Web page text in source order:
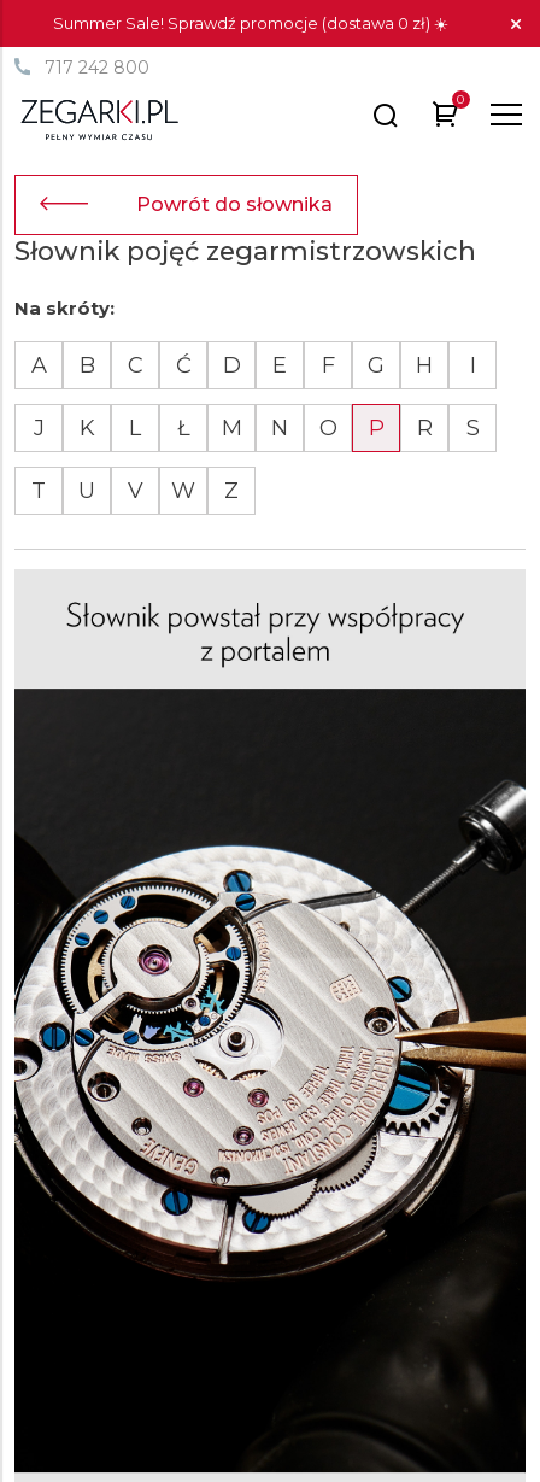
Summer Sale! Sprawdź promocje (dostawa 0 zł) ☀️
717 242 800
0
Powrót do słownika
Słownik pojęć zegarmistrzowskich
Na skróty:
A B C Ć D E F G H I
J K L Ł M N O P R S
T U V W Z